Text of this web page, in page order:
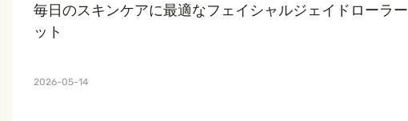
毎日のスキンケアに最適なフェイシャルジェイドローラ
ット
2026-05-14